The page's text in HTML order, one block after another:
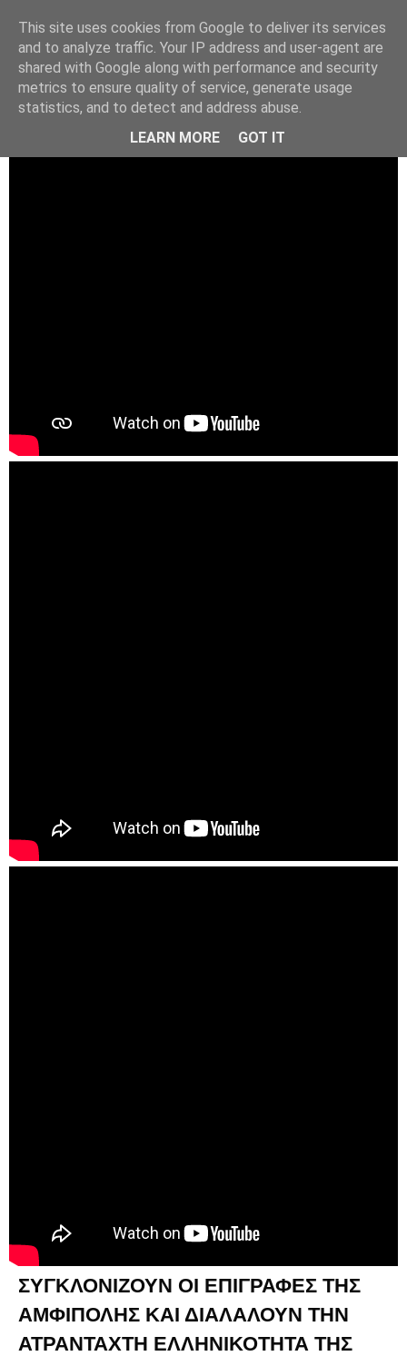
ΣΥΓΚΛΟΝΙΖΟΥΝ ΟΙ ΕΠΙΓΡΑΦΕΣ ΤΗΣ
ΑΜΦΙΠΟΛΗΣ ΚΑΙ ΔΙΑΛΑΛΟΥΝ ΤΗΝ
ΑΤΡΑΝΤΑΧΤΗ ΕΛΛΗΝΙΚΟΤΗΤΑ ΤΗΣ
This site uses cookies from Google to deliver its services
and to analyze traffic. Your IP address and user-agent are
shared with Google along with performance and security
metrics to ensure quality of service, generate usage
statistics, and to detect and address abuse.
LEARN MORE
GOT IT